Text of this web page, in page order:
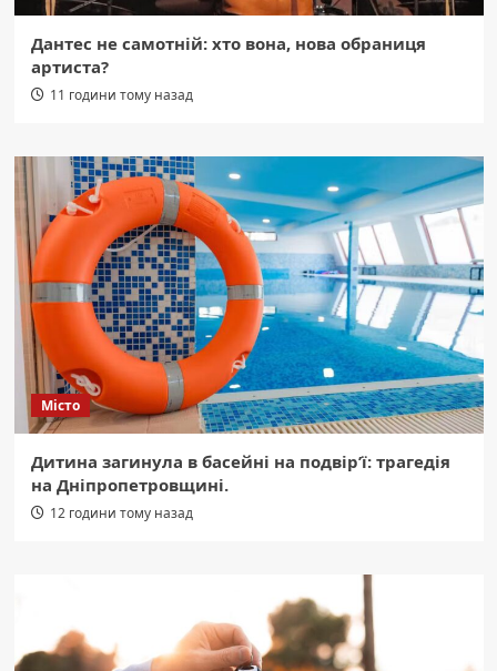
Дантес не самотній: хто вона, нова обраниця
артиста?
11 години тому назад
Місто
Дитина загинула в басейні на подвір’ї: трагедія
на Дніпропетровщині.
12 години тому назад